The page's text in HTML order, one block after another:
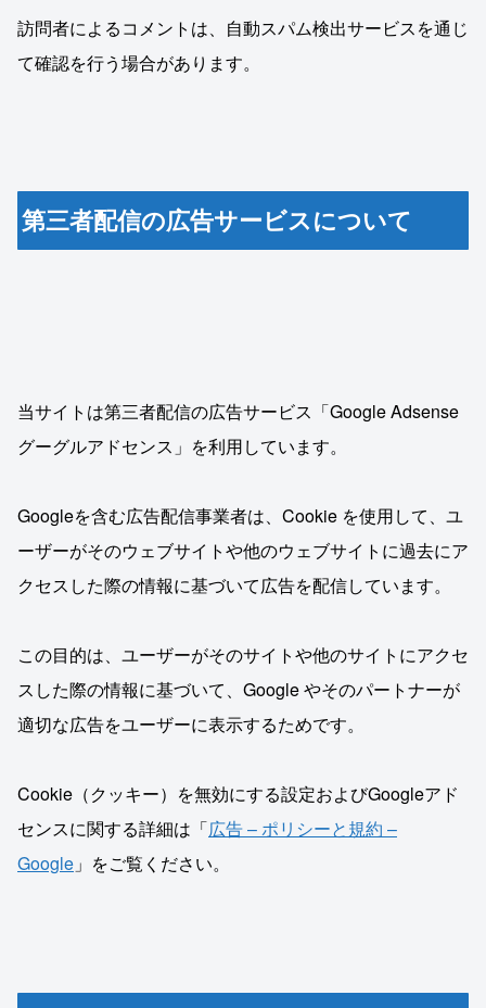
訪問者によるコメントは、自動スパム検出サービスを通じ
て確認を行う場合があります。
第三者配信の広告サービスについて
当サイトは第三者配信の広告サービス「Google Adsense
グーグルアドセンス」を利用しています。
Googleを含む広告配信事業者は、Cookie を使用して、ユ
ーザーがそのウェブサイトや他のウェブサイトに過去にア
クセスした際の情報に基づいて広告を配信しています。
この目的は、ユーザーがそのサイトや他のサイトにアクセ
スした際の情報に基づいて、Google やそのパートナーが
適切な広告をユーザーに表示するためです。
Cookie（クッキー）を無効にする設定およびGoogleアド
センスに関する詳細は「広告 – ポリシーと規約 –
Google 」をご覧ください。